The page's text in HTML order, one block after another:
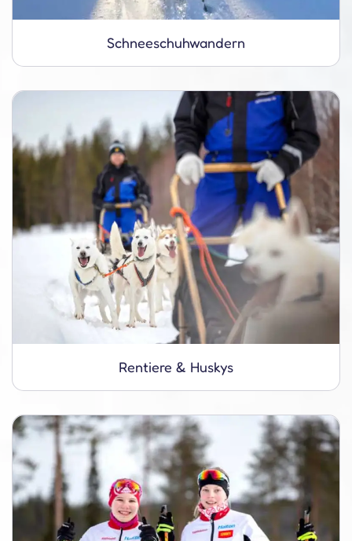
Schnee­schuh­wandern
Rentiere & Huskys